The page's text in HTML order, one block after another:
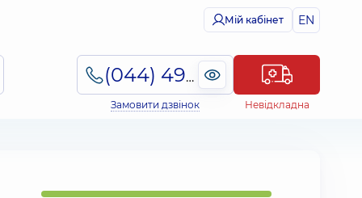
Мій кабінет EN
(044) 495-2-888
Замовити дзвінок Невідкладна